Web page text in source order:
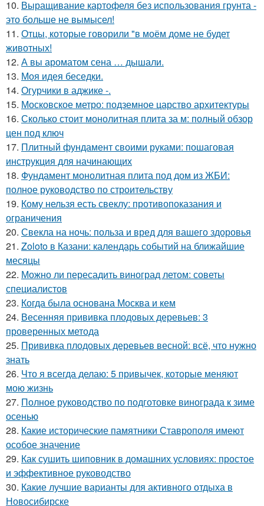
10. Выращивание картофеля без использования грунта -
это больше не вымысел!
11. Отцы, которые говорили "в моём доме не будет
животных!
12. А вы ароматом сена … дышали.
13. Моя идея беседки.
14. Огурчики в аджике -.
15. Московское метро: подземное царство архитектуры
16. Сколько стоит монолитная плита за м: полный обзор
цен под ключ
17. Плитный фундамент своими руками: пошаговая
инструкция для начинающих
18. Фундамент монолитная плита под дом из ЖБИ:
полное руководство по строительству
19. Кому нельзя есть свеклу: противопоказания и
ограничения
20. Свекла на ночь: польза и вред для вашего здоровья
21. Zoloto в Казани: календарь событий на ближайшие
месяцы
22. Можно ли пересадить виноград летом: советы
специалистов
23. Когда была основана Москва и кем
24. Весенняя прививка плодовых деревьев: 3
проверенных метода
25. Прививка плодовых деревьев весной: всё, что нужно
знать
26. Что я всегда делаю: 5 привычек, которые меняют
мою жизнь
27. Полное руководство по подготовке винограда к зиме
осенью
28. Какие исторические памятники Ставрополя имеют
особое значение
29. Как сушить шиповник в домашних условиях: простое
и эффективное руководство
30. Какие лучшие варианты для активного отдыха в
Новосибирске